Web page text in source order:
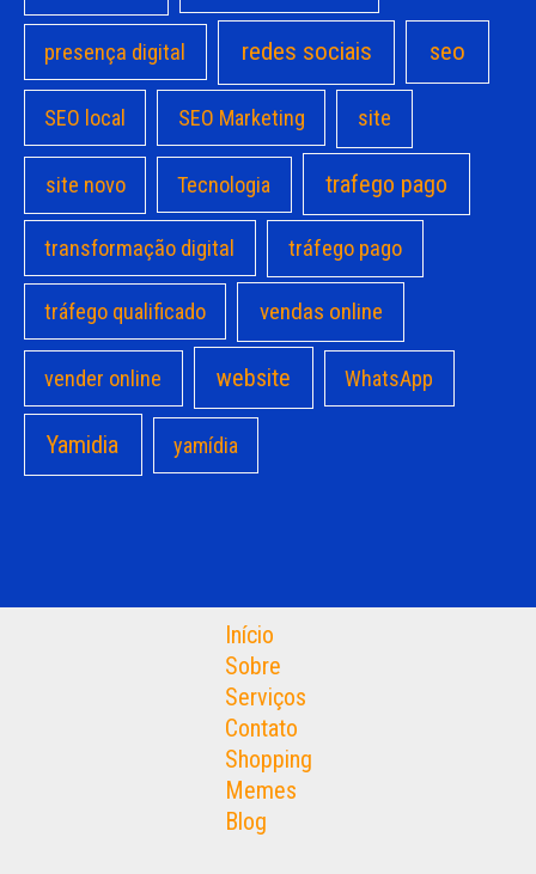
presença digital redes sociais seo
SEO local SEO Marketing site
site novo Tecnologia trafego pago
transformação digital tráfego pago
tráfego qualificado vendas online
vender online website WhatsApp
Yamidia yamídia
Início
Sobre
Serviços
Contato
Shopping
Memes
Blog